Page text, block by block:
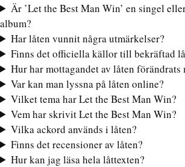
Är ’Let the Best Man Win’ en singel
album?
Har låten vunnit några utmärkelser?
Finns det officiella källor till bekräftad
Hur har mottagandet av låten förändrats
Var kan man lyssna på låten online?
Vilket tema har Let the Best Man Win?
Vem har skrivit Let the Best Man Win?
Vilka ackord används i låten?
Finns det recensioner av låten?
Hur kan jag läsa hela låttexten?